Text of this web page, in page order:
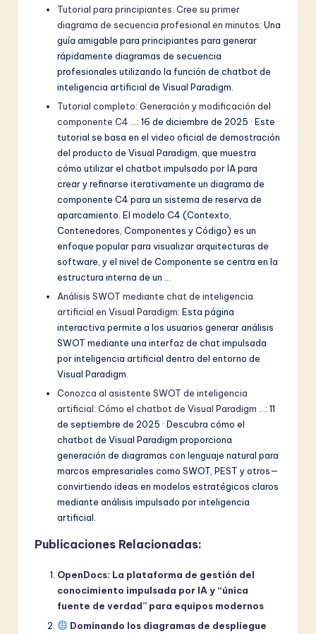
Tutorial para principiantes: Cree su primer
diagrama de secuencia profesional en minutos: Una
guía amigable para principiantes para generar
rápidamente diagramas de secuencia
profesionales utilizando la función de chatbot de
inteligencia artificial de Visual Paradigm.
Tutorial completo: Generación y modificación del
componente C4 …: 16 de diciembre de 2025 · Este
tutorial se basa en el video oficial de demostración
del producto de Visual Paradigm, que muestra
cómo utilizar el chatbot impulsado por IA para
crear y refinarse iterativamente un diagrama de
componente C4 para un sistema de reserva de
aparcamiento. El modelo C4 (Contexto,
Contenedores, Componentes y Código) es un
enfoque popular para visualizar arquitecturas de
software, y el nivel de Componente se centra en la
estructura interna de un …
Análisis SWOT mediante chat de inteligencia
artificial en Visual Paradigm: Esta página
interactiva permite a los usuarios generar análisis
SWOT mediante una interfaz de chat impulsada
por inteligencia artificial dentro del entorno de
Visual Paradigm.
Conozca al asistente SWOT de inteligencia
artificial: Cómo el chatbot de Visual Paradigm …: 11
de septiembre de 2025 · Descubra cómo el
chatbot de Visual Paradigm proporciona
generación de diagramas con lenguaje natural para
marcos empresariales como SWOT, PEST y otros—
convirtiendo ideas en modelos estratégicos claros
mediante análisis impulsado por inteligencia
artificial.
Publicaciones Relacionadas:
OpenDocs: La plataforma de gestión del
conocimiento impulsada por IA y “única
fuente de verdad” para equipos modernos
Dominando los diagramas de despliegue